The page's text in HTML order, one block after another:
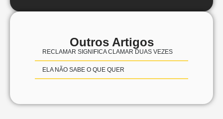
Outros Artigos
RECLAMAR SIGNIFICA CLAMAR DUAS VEZES
ELA NÃO SABE O QUE QUER